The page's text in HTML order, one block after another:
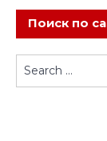
Поиск по
Search
for: